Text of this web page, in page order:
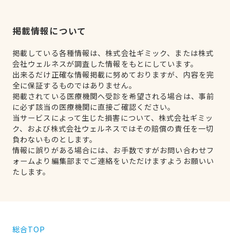
掲載情報について
掲載している各種情報は、株式会社ギミック、または株式
会社ウェルネスが調査した情報をもとにしています。
出来るだけ正確な情報掲載に努めておりますが、内容を完
全に保証するものではありません。
掲載されている医療機関へ受診を希望される場合は、事前
に必ず該当の医療機関に直接ご確認ください。
当サービスによって生じた損害について、株式会社ギミッ
ク、および株式会社ウェルネスではその賠償の責任を一切
負わないものとします。
情報に誤りがある場合には、お手数ですがお問い合わせフ
ォームより編集部までご連絡をいただけますようお願いい
たします。
総合TOP